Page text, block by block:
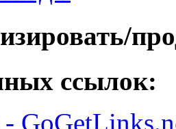
ссылок:
-